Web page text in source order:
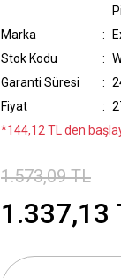
Marka
Stok Kodu
Garanti Süresi
Fiyat
*144,12 TL den
1.573,09 TL
1.337,13